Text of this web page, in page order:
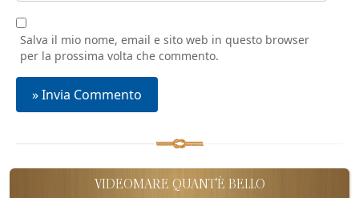
Salva il mio nome, email e sito web in questo browser
per la prossima volta che commento.
VIDEOMARE QUANT'È BELLO